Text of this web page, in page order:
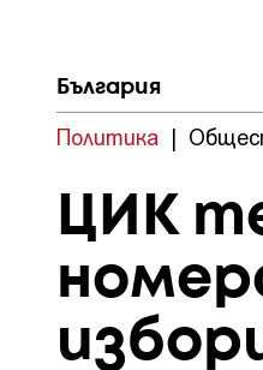
България
Политика |
ЦИК